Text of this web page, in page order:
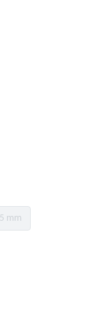
verfügbar.)
mmOption ist zurzeit nicht
verfügbar.)